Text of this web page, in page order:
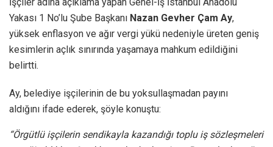
Yakası 1 No’lu Şube Başkanı Nazan Gevher Çam Ay,
yüksek enflasyon ve ağır vergi yükü nedeniyle üreten geniş
kesimlerin açlık sınırında yaşamaya mahkum edildiğini
belirtti.
Ay, belediye işçilerinin de bu yoksullaşmadan payını
aldığını ifade ederek, şöyle konuştu:
“Örgütlü işçilerin sendikayla kazandığı toplu iş sözleşmeleri